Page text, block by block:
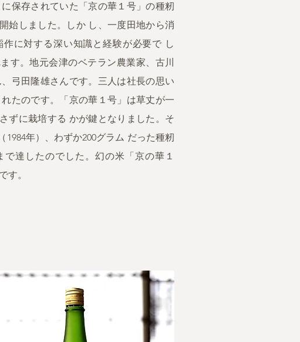
保存されていた「京の華１号」の種籾
始しました。しか し、一度田地から消
に対する深い知識と経験が必要で し
す。地元会津のベテラン農業家、古川
弓田隆雄さんです。三人は社長の思い
たのです。「京の華１号」は草丈が一
ずに栽培する かが鍵となりました。そ
1984年）、わずか200グラム だった種籾
達したのでした。幻の米「京の華１
す。